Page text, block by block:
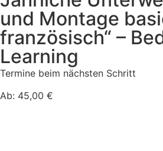
und Montage
französisch“ –
Learning
Termine beim nächsten Schritt
Ab: 45,00 €